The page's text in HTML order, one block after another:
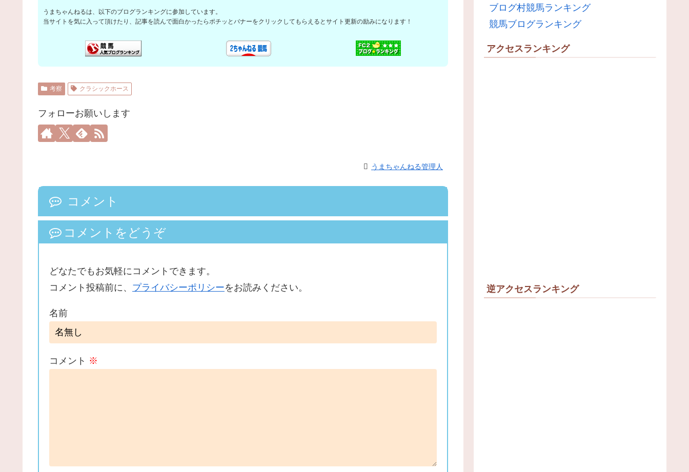
うまちゃんねるは、以下のブログランキングに参加しています。
当サイトを気に入って頂けたり、記事を読んで面白かったらポチッとバナーをクリックしてもらえるとサイト更新の励みになります！
考察 クラシックホース
フォローお願いします
うまちゃんねる管理人
コメント
コメントをどうぞ
どなたでもお気軽にコメントできます。
コメント投稿前に、 プライバシーポリシーをお読みください。
名前
コメント ※
ブログ村競馬ランキング
競馬ブログランキング
アクセスランキング
逆アクセスランキング